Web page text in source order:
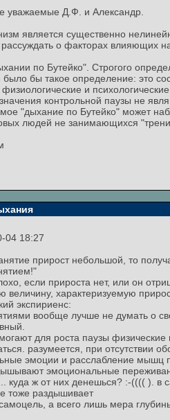
уважаемые Д.Ф. и Александр.
является существенно
о факторах влияющих
по Бутейко". Строгого
бы такое определение: это
и
контрольной паузы не
"дыхание по Бутейко" может
людей не занимающихся
04 18:27
прирост небольшой, то
если прироста нет, или он
величину, характеризуемую
экспириенс:
вообще лучше не думать о
для роста паузы
разумеется, при отсутствии
эмоции и расслабление мышц
эмоциональные
куда ж от них денешься? :-(((( ). в
тоже раздышивает
а всего лишь мера